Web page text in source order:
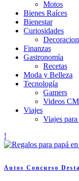
Motos
Bienes Raíces
Bienestar
Curiosidades
Finanzas
Gastronomía
Recetas
Moda y Belleza
Tecnología
Gamers
Videos CM
Viajes
Viajes para
Autos Concurso